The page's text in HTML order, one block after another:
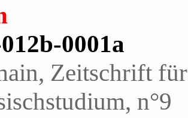
0001a
Zeitschrift
n°9